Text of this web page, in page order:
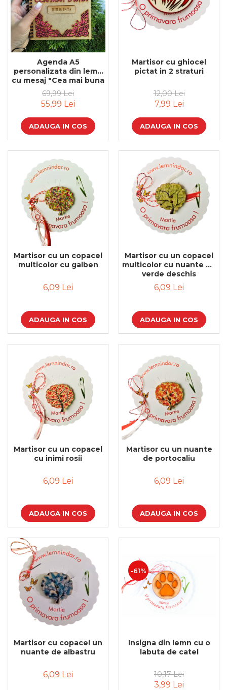
Feng Shui
Tablouri personalizate
IQ Puzzle
Diplome si Plachete
Insigne
Felicitari din lemn
Felicitari pentru cei dragi
Felicitari cu model
Rame foto din lemn
Aromaterapie
Papioane din lemn
Decoratiuni pentru casa
Genti si portofele barbati din
piele naturala
Cadouri de Paste
Produse personalizate pentru
nunti si botezuri
Cadouri personalizate pentru
Cadouri pentru profesori
Cadouri pentru parinti
Cadouri pentru iubit
Cadouri pentru iubita
Cadouri pentru mama
Cadouri pentru tata
Cadouri pentru cea mai buna
Cadouri pentru bunici
Cadouri personalizate pentru nasi
Bijuterii
CERCEI ZAMAC
Agenda A5
personalizata din lemn
cu mesaj "Cea mai buna
diriginta" cu hartie
colorata
69,99 Lei
55,99 Lei
ADAUGA IN COS
Martisor cu ghiocel
pictat in 2 straturi
12,00 Lei
7,99 Lei
ADAUGA IN COS
Martisor cu un copacel
multicolor cu galben
6,09 Lei
ADAUGA IN COS
Martisor cu un copacel
multicolor cu nuante de
verde deschis
6,09 Lei
ADAUGA IN COS
Martisor cu un copacel
cu inimi rosii
6,09 Lei
ADAUGA IN COS
Martisor cu un nuante
de portocaliu
6,09 Lei
ADAUGA IN COS
Martisor cu copacel un
nuante de albastru
6,09 Lei
-61%
Insigna din lemn cu o
labuta de catel
10,17 Lei
3,99 Lei